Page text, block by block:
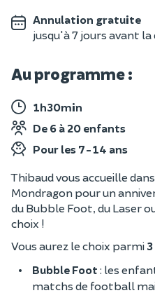
Annulation gratuite
jusqu'à 7 jours avant
Au programme :
1h30min
De 6 à 20 enfants
Pour les 7-14 ans
Thibaud vous accueille
Mondragon pour un
du Bubble Foot, du Laser
choix !
Vous aurez le choix parmi
Bubble Foot : les
matchs de football